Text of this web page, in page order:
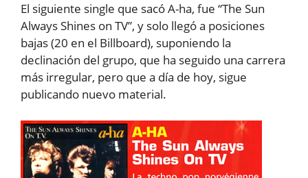
El siguiente single que sacó A-ha, fue “The Sun
Always Shines on TV”, y solo llegó a posiciones
bajas (20 en el Billboard), suponiendo la
declinación del grupo, que ha seguido una carrera
más irregular, pero que a día de hoy, sigue
publicando nuevo material.